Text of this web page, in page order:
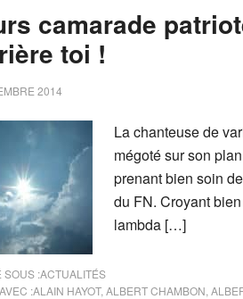
camarade
toi !
2014
La chanteuse de
mégoté sur son
prenant bien soin
du FN. Croyant
lambda […]
SOUS :ACTUALITÉS
:ALAIN HAYOT, ALBERT CHAMBON